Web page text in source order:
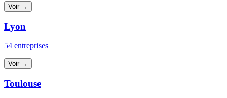
Voir →
Lyon
54 entreprises
Voir →
Toulouse